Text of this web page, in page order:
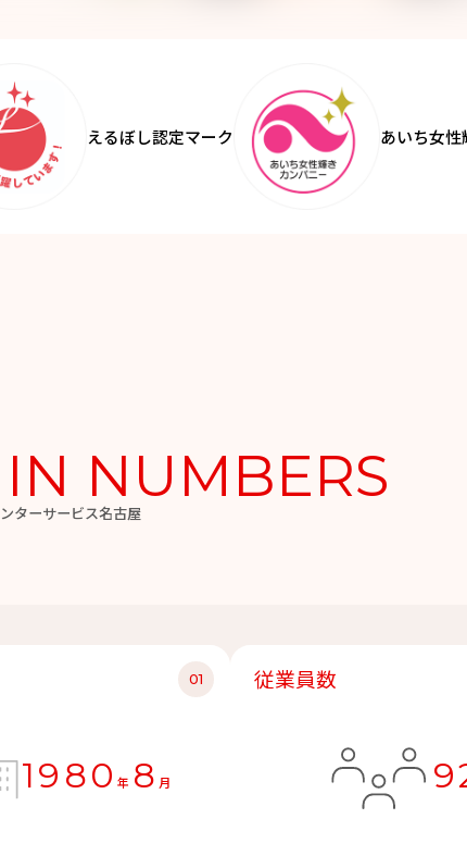
えるぼし認定マーク あいち女
ターサービス名古屋
NUMBERS
1980 年 8 月
従業員数